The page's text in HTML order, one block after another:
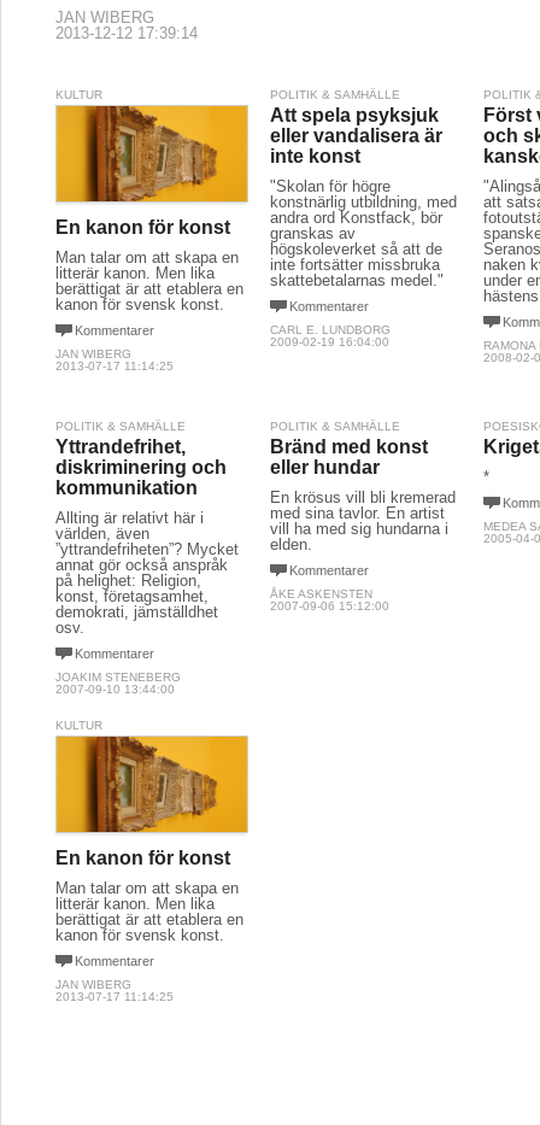
JAN WIBERG
2013-12-12 17:39:14
KULTUR
En kanon för konst
Man talar om att skapa en
litterär kanon. Men lika
berättigat är att etablera en
kanon för svensk konst.
Kommentarer
JAN WIBERG
2013-07-17 11:14:25
POLITIK & SAMHÄLLE
Att spela psyksjuk
eller vandalisera är
inte konst
"Skolan för högre
konstnärlig utbildning, med
andra ord Konstfack, bör
granskas av
högskoleverket så att de
inte fortsätter missbruka
skattebetalarnas medel."
Kommentarer
CARL E. LUNDBORG
2009-02-19 16:04:00
POLITIK
Först
och
att
naken
under
RAMONA
2008-02-
POLITIK & SAMHÄLLE
Yttrandefrihet,
diskriminering och
kommunikation
Allting är relativt här i
världen, även
”yttrandefriheten”? Mycket
annat gör också anspråk
på helighet: Religion,
konst, företagsamhet,
demokrati, jämställdhet
osv.
Kommentarer
JOAKIM STENEBERG
2007-09-10 13:44:00
POLITIK & SAMHÄLLE
Bränd med konst
eller hundar
En krösus vill bli kremerad
med sina tavlor. En artist
vill ha med sig hundarna i
elden.
Kommentarer
ÅKE ASKENSTEN
2007-09-06 15:12:00
*
MEDEA
2005-04-
KULTUR
En kanon för konst
Man talar om att skapa en
litterär kanon. Men lika
berättigat är att etablera en
kanon för svensk konst.
Kommentarer
JAN WIBERG
2013-07-17 11:14:25